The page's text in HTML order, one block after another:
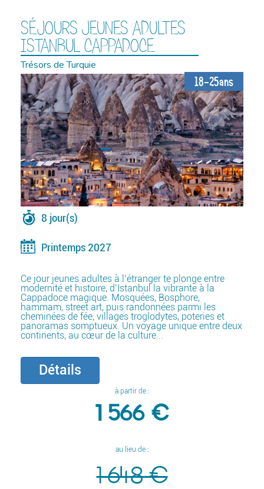
SÉJOURS JEUNES ADULTES
ISTANBUL CAPPADOCE
Trésors de Turquie
18-25ans
8 jour(s)
Printemps 2027
Ce jour jeunes adultes à l’étranger te plonge entre
modernité et histoire, d’Istanbul la vibrante à la
Cappadoce magique. Mosquées, Bosphore,
hammam, street art, puis randonnées parmi les
cheminées de fée, villages troglodytes, poteries et
panoramas somptueux. Un voyage unique entre deux
continents, au cœur de la culture...
Détails
à partir de :
1 566 €
au lieu de :
1 648 €